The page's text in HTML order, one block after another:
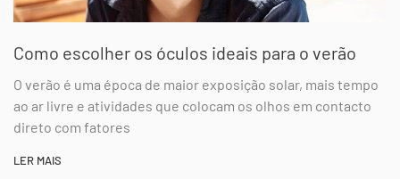
Como escolher os óculos ideais para o verão
O verão é uma época de maior exposição solar, mais tempo
ao ar livre e atividades que colocam os olhos em contacto
direto com fatores
LER MAIS